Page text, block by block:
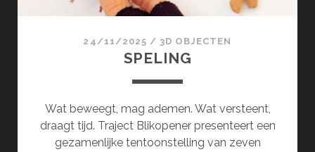
24/11/2025 /3D OBJECTEN
SPELING
Wat beweegt, mag ademen. Wat versteent,
draagt tijd. Traject Blikopener presenteert een
gezamenlijke tentoonstelling van zeven